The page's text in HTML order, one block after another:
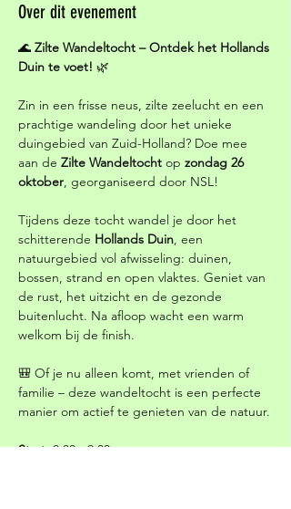
Over dit evenement
🌊 Zilte Wandeltocht – Ontdek het Hollands
Duin te voet! 🌿
Zin in een frisse neus, zilte zeelucht en een
prachtige wandeling door het unieke
duingebied van Zuid-Holland? Doe mee
aan de Zilte Wandeltocht op zondag 26
oktober, georganiseerd door NSL!
Tijdens deze tocht wandel je door het
schitterende Hollands Duin, een
natuurgebied vol afwisseling: duinen,
bossen, strand en open vlaktes. Geniet van
de rust, het uitzicht en de gezonde
buitenlucht. Na afloop wacht een warm
welkom bij de finish.
🎒 Of je nu alleen komt, met vrienden of
familie – deze wandeltocht is een perfecte
manier om actief te genieten van de natuur.
Start: 8:30 - 9:30 uur.